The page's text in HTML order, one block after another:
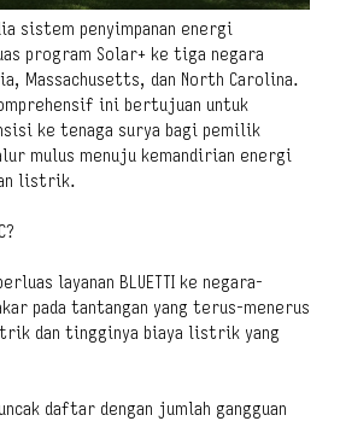
sistem penyimpanan energi
program Solar+ ke tiga negara
Massachusetts, dan North Carolina.
ini bertujuan untuk
ke tenaga surya bagi pemilik
mulus menuju kemandirian energi
listrik.
layanan BLUETTI ke negara-
pada tantangan yang terus-menerus
dan tingginya biaya listrik yang
daftar dengan jumlah gangguan